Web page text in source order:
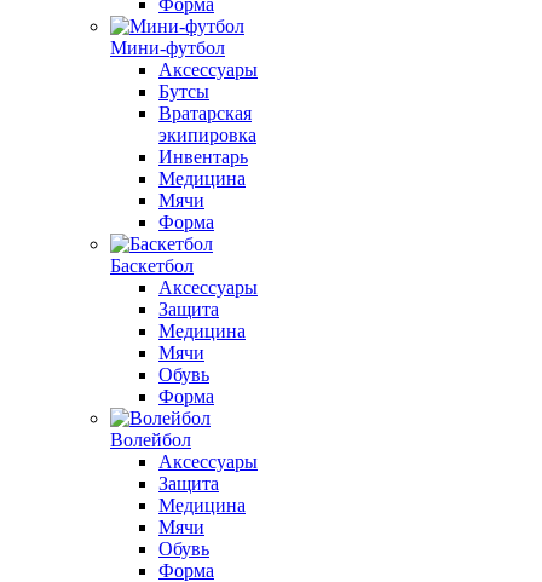
Форма
Мини-футбол
Аксессуары
Бутсы
Вратарская
экипировка
Инвентарь
Медицина
Мячи
Форма
Баскетбол
Аксессуары
Защита
Медицина
Мячи
Обувь
Форма
Волейбол
Аксессуары
Защита
Медицина
Мячи
Обувь
Форма